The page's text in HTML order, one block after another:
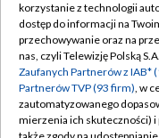
Abonament TVP
Emisja w TVP
Centrum informacji
Naziemna
korzystanie z technologii
dostęp do informacji na
przechowywanie oraz na
nas, czyli Telewizję Polską
Zaufanych Partnerów z IAB*
Partnerów TVP (93 firm), w
zautomatyzowanego
mierzenia ich skuteczności) i